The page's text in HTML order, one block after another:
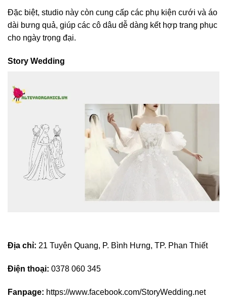
Đặc biệt, studio này còn cung cấp các phụ kiện cưới và áo
dài bưng quả, giúp các cô dâu dễ dàng kết hợp trang phục
cho ngày trọng đại.
Story Wedding
Địa chỉ: 21 Tuyên Quang, P. Bình Hưng, TP. Phan Thiết
Điện thoại: 0378 060 345
Fanpage: https://www.facebook.com/StoryWedding.net